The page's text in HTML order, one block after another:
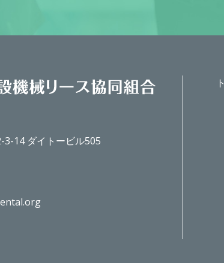
3-14 ダイトービル505